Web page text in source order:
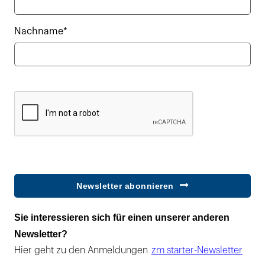
Nachname*
Newsletter abonnieren
Sie interessieren sich für einen unserer anderen
Newsletter?
Hier geht zu den Anmeldungen zm starter-Newsletter